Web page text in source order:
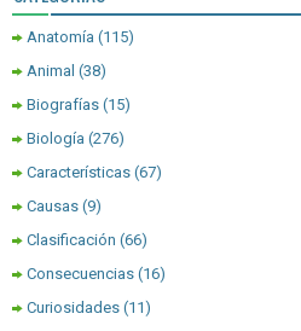
Anatomía (115)
Animal (38)
Biografías (15)
Biología (276)
Características (67)
Causas (9)
Clasificación (66)
Consecuencias (16)
Curiosidades (11)